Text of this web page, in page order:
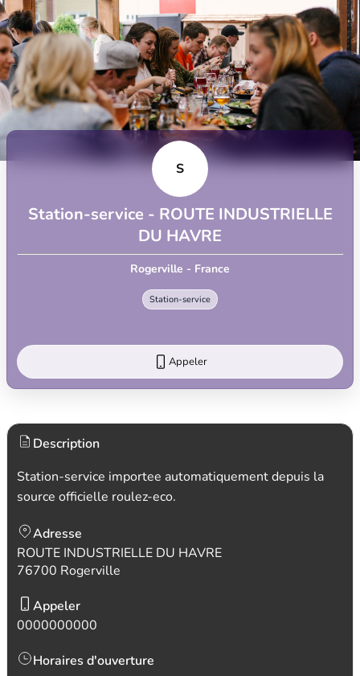
S
Station-service - ROUTE INDUSTRIELLE
DU HAVRE
Rogerville - France
Station-service
Appeler
Description
Station-service importee automatiquement depuis la
source officielle roulez-eco.
Adresse
ROUTE INDUSTRIELLE DU HAVRE
76700 Rogerville
Appeler
0000000000
Horaires d'ouverture